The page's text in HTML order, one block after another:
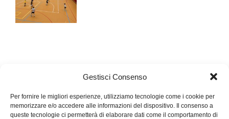
Gestisci Consenso
Per fornire le migliori esperienze, utilizziamo tecnologie come i cookie per
memorizzare e/o accedere alle informazioni del dispositivo. Il consenso a
queste tecnologie ci permetterà di elaborare dati come il comportamento di